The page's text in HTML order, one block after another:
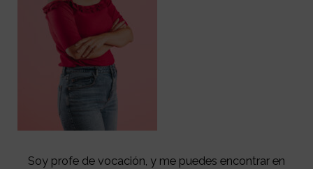
Soy profe de vocación, y me puedes encontrar en